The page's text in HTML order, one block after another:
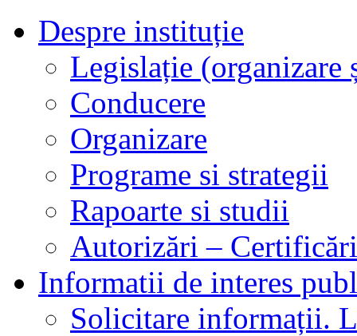
Despre instituție
Legislație
Conducere
Organizare
Programe si strategii
Rapoarte si studii
Autorizări –
Informatii de interes
Solicitare informații.